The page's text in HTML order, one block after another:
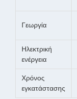
Γεωργία
Ηλεκτρική
ενέργεια
Χρόνος
εγκατάστασης